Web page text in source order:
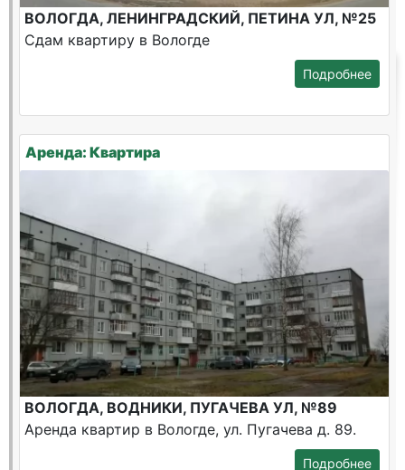
ВОЛОГДА, ЛЕНИНГРАДСКИЙ, ПЕТИНА УЛ, №25
Сдам квартиру в Вологде
Подробнее
Аренда: Квартира
ВОЛОГДА, ВОДНИКИ, ПУГАЧЕВА УЛ, №89
Аренда квартир в Вологде, ул. Пугачева д. 89.
Подробнее